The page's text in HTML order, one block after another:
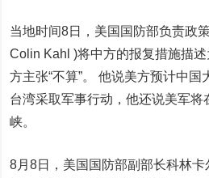
当地时间8日，美国国防部负责政
Colin Kahl )将中方的报复措施描述
方主张“不算”。 他说美方预计中
台湾采取军事行动，他还说美军
峡。
8月8日，美国国防部副部长科林